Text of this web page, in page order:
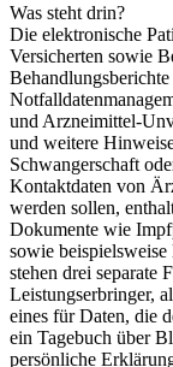
Was steht drin?
Die elektronische
Versicherten sowie
und Arzneimittel-
und weitere
Schwangerschaft
Kontaktdaten von
werden sollen,
Dokumente wie
sowie
stehen drei separate
Leistungserbringer,
eines für Daten, die
ein Tagebuch über
persönliche